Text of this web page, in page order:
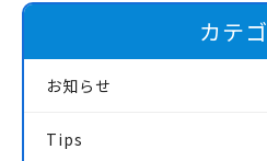
カテ
お知らせ
Tips